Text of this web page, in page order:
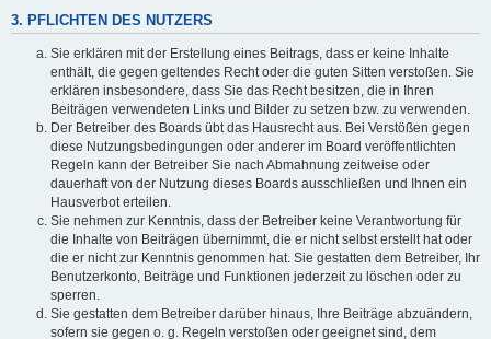
3. PFLICHTEN DES NUTZERS
Sie erklären mit der Erstellung eines Beitrags, dass er keine Inhalte
enthält, die gegen geltendes Recht oder die guten Sitten verstoßen. Sie
erklären insbesondere, dass Sie das Recht besitzen, die in Ihren
Beiträgen verwendeten Links und Bilder zu setzen bzw. zu verwenden.
Der Betreiber des Boards übt das Hausrecht aus. Bei Verstößen gegen
diese Nutzungsbedingungen oder anderer im Board veröffentlichten
Regeln kann der Betreiber Sie nach Abmahnung zeitweise oder
dauerhaft von der Nutzung dieses Boards ausschließen und Ihnen ein
Hausverbot erteilen.
Sie nehmen zur Kenntnis, dass der Betreiber keine Verantwortung für
die Inhalte von Beiträgen übernimmt, die er nicht selbst erstellt hat oder
die er nicht zur Kenntnis genommen hat. Sie gestatten dem Betreiber, Ihr
Benutzerkonto, Beiträge und Funktionen jederzeit zu löschen oder zu
sperren.
Sie gestatten dem Betreiber darüber hinaus, Ihre Beiträge abzuändern,
sofern sie gegen o. g. Regeln verstoßen oder geeignet sind, dem